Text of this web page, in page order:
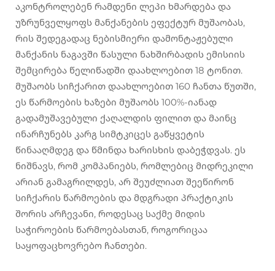
აკონტროლებენ რამდენი ლეპი ხმარდება და
უზრუნველყოფს მანქანების ეფექტურ მუშაობას,
რის შედეგადაც ნებისმიერი დამონტაჟებული
მანქანის ნაგავში წასული ნახშირბადის ემისიის
შემცირება წელიწადში დაახლოებით 18 ტონით.
მუშაობს სიჩქარით დაახლოებით 160 ჩანთა წუთში,
ეს წარმოების ხაზები მუშაობს 100%-იანად
გადამუშავებული ქაღალდის ფილით და მაინც
ინარჩუნებს კარგ სიმტკიცეს გაწყვეტის
წინააღმდეგ და წმინდა ხარისხის დაბეჭდვას. ეს
ნიშნავს, რომ კომპანიებს, რომლებიც მიდრეკილი
არიან გამაგრილდეს, არ შეუძლიათ შეეწირონ
სიჩქარის წარმოების და მდგრადი პრაქტიკის
შორის არჩევანი, როდესაც საქმე მიდის
საჭიროების წარმოებასთან, როგორიცაა
საყოფაცხოვრებო ჩანთები.